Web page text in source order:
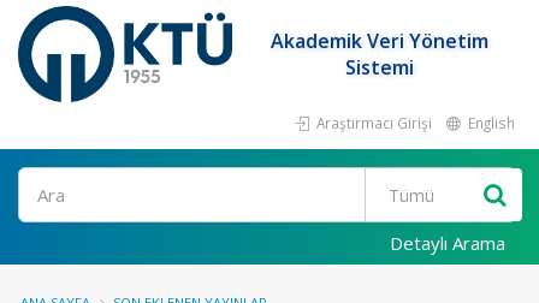
Akademik Veri Yönetim
Sistemi
Araştırmacı Girişi English
Ara
Detaylı Arama